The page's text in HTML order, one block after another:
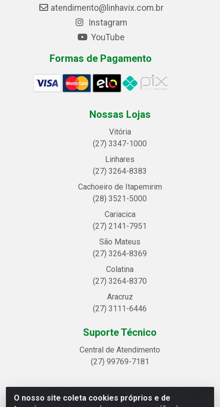
O nosso site coleta cookies próprios e de
atendimento@linhavix.com.br
Instagram
YouTube
Formas de Pagamento
Nossas Lojas
Vitória
(27) 3347-1000
Linhares
(27) 3264-8383
Cachoeiro de Itapemirim
(28) 3521-5000
Cariacica
(27) 2141-7951
São Mateus
(27) 3264-8369
Colatina
(27) 3264-8370
Aracruz
(27) 3111-6446
Suporte Técnico
Central de Atendimento
(27) 99769-7181
Linhavix Distribuidora LTDA - Avenida Alegre, 2521 -